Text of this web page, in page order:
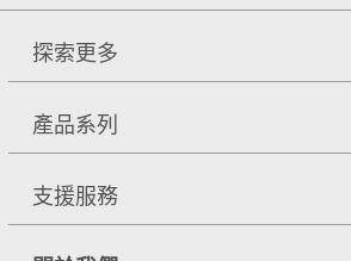
探索更多
產品系列
支援服務